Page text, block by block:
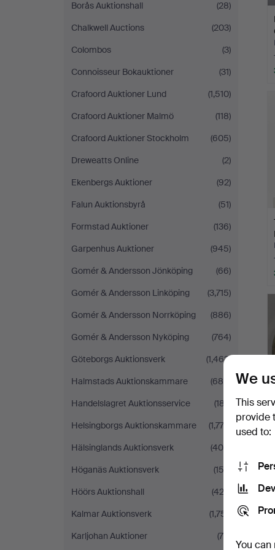
Borås Auktionshall
(28)
Chalkwell Auctions
(203)
Colombos
(3)
Connoisseur Bokauktioner
(31)
Crafoord Auktioner Lund
(1,510)
Crafoord Auktioner Malmö
(118)
Crafoord Auktioner Stockholm
(605)
Dreweatts Online
(2)
Ekenbergs Auktioner
(92)
Falun Auktionsbyrå
(51)
Formstad Auktioner
(136)
Garpenhus Auktioner
(945)
Gomér & Andersson Jönköping
(66)
Gomér & Andersson Linköping
(3,715)
Gomér & Andersson Norrköping
(886)
Gomér & Andersson Nyköping
(764)
Göteborgs Auktionsverk
(1,463)
Halmstads Auktionskammare
(684)
Handelslagret Auktionsservice
(187)
Helsingborgs Auktionskammare
(1,773)
Hälsinglands Auktionsverk
(400)
Höganäs Auktionsverk
(153)
Höörs Auktionshall
(422)
Kalmar Auktionsverk
(1,751)
Karljohan Auktioner
(79)
We
This
provide
used to:
You